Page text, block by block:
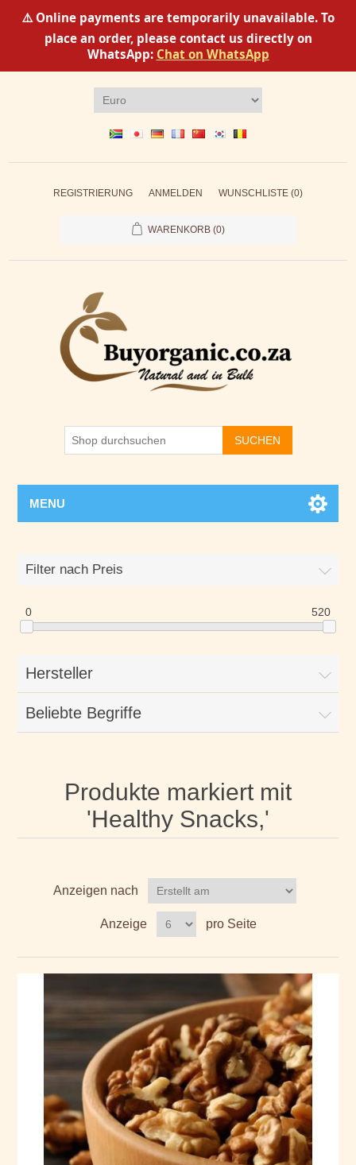
⚠️ Online payments are temporarily unavailable. To
place an order, please contact us directly on
WhatsApp: Chat on WhatsApp
REGISTRIERUNG ANMELDEN WUNSCHLISTE (0)
WARENKORB (0)
SUCHEN
MENU
Filter nach Preis
0 520
Hersteller
Beliebte Begriffe
Produkte markiert mit
'Healthy Snacks,'
Anzeigen nach
Anzeige pro Seite